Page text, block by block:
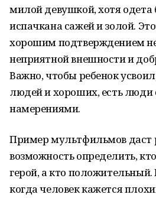
милой девушкой, хотя одета
испачкана сажей и золой.
хорошим подтверждением
неприятной внешности и
Важно, чтобы ребенок
людей и хороших, есть люди
намерениями.
Пример мультфильмов даст
возможность определить,
герой, а кто
когда человек кажется